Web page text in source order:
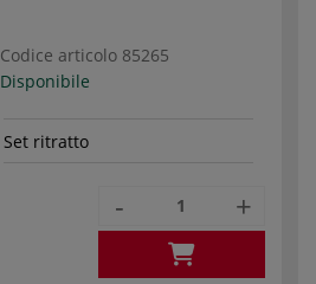
Codice articolo 85265
Disponibile
Set ritratto
- +